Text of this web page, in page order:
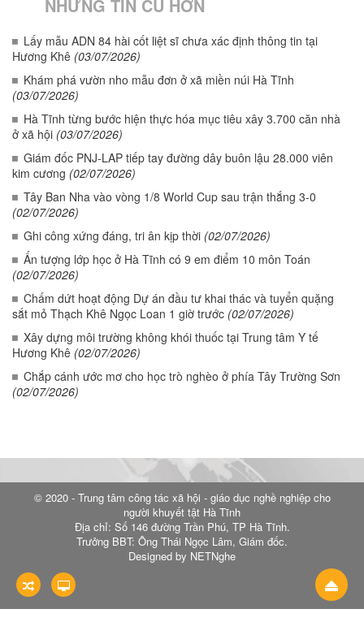
NHỮNG TIN CŨ HƠN
Lấy mẫu ADN 84 hài cốt liệt sĩ chưa xác định thông tin tại
Hương Khê (03/07/2026)
Khám phá vườn nho mẫu đơn ở xã miền núi Hà Tĩnh
(03/07/2026)
Hà Tĩnh từng bước hiện thực hóa mục tiêu xây 3.700 căn nhà
ở xã hội (03/07/2026)
Giám đốc PNJ-LAP tiếp tay đường dây buôn lậu 28.000 viên
kim cương (02/07/2026)
Tây Ban Nha vào vòng 1/8 World Cup sau trận thắng 3-0
(02/07/2026)
Ghi công xứng đáng, tri ân kịp thời (02/07/2026)
Ấn tượng lớp học ở Hà Tĩnh có 9 em điểm 10 môn Toán
(02/07/2026)
Chấm dứt hoạt động Dự án đầu tư khai thác và tuyển quặng
sắt mỏ Thạch Khê Ngọc Loan 1 giờ trước (02/07/2026)
Xây dựng môi trường không khói thuốc tại Trung tâm Y tế
Hương Khê (02/07/2026)
Chắp cánh ước mơ cho học trò nghèo ở phía Tây Trường Sơn
(02/07/2026)
© 2020 - Trung tâm công tác xã hội - giáo dục nghề nghiệp cho
người khuyết tật Hà Tĩnh
Địa chỉ: Số 146 đường Trần Phú, TP Hà Tĩnh.
Trưởng BBT: Ông Thái Ngọc Lâm, Giám đốc.
Designed by NETNghe